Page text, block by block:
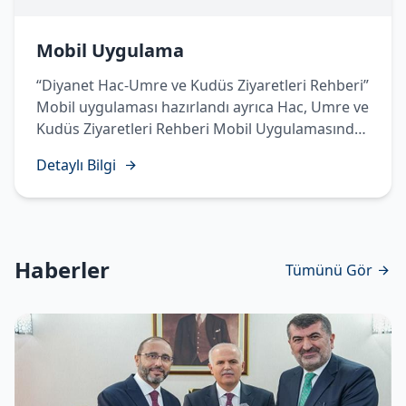
Mobil Uygulama
“Diyanet Hac-Umre ve Kudüs Ziyaretleri Rehberi”
Mobil uygulaması hazırlandı ayrıca Hac, Umre ve
Kudüs Ziyaretleri Rehberi Mobil Uygulamasında
işaret diliyle hazırlanarak vatandaşlarımızın
istifadesine sunuldu.
Detaylı Bilgi
Haberler Tümünü Gör